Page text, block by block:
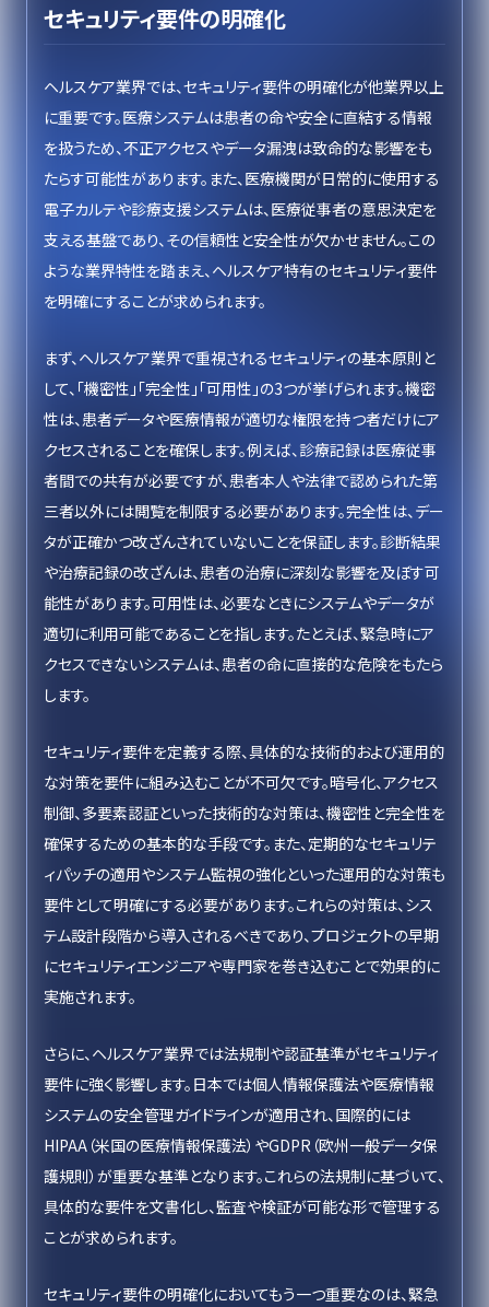
セキュリティ要件の明確化
ヘルスケア業界では、セキュリティ要件の明確化が他業界以上
に重要です。医療システムは患者の命や安全に直結する情報
を扱うため、不正アクセスやデータ漏洩は致命的な影響をも
たらす可能性があります。また、医療機関が日常的に使用する
電子カルテや診療支援システムは、医療従事者の意思決定を
支える基盤であり、その信頼性と安全性が欠かせません。この
ような業界特性を踏まえ、ヘルスケア特有のセキュリティ要件
を明確にすることが求められます。
まず、ヘルスケア業界で重視されるセキュリティの基本原則と
して、「機密性」「完全性」「可用性」の3つが挙げられます。機密
性は、患者データや医療情報が適切な権限を持つ者だけにア
クセスされることを確保します。例えば、診療記録は医療従事
者間での共有が必要ですが、患者本人や法律で認められた第
三者以外には閲覧を制限する必要があります。完全性は、デー
タが正確かつ改ざんされていないことを保証します。診断結果
や治療記録の改ざんは、患者の治療に深刻な影響を及ぼす可
能性があります。可用性は、必要なときにシステムやデータが
適切に利用可能であることを指します。たとえば、緊急時にア
クセスできないシステムは、患者の命に直接的な危険をもたら
します。
セキュリティ要件を定義する際、具体的な技術的および運用的
な対策を要件に組み込むことが不可欠です。暗号化、アクセス
制御、多要素認証といった技術的な対策は、機密性と完全性を
確保するための基本的な手段です。また、定期的なセキュリテ
ィパッチの適用やシステム監視の強化といった運用的な対策も
要件として明確にする必要があります。これらの対策は、シス
テム設計段階から導入されるべきであり、プロジェクトの早期
にセキュリティエンジニアや専門家を巻き込むことで効果的に
実施されます。
さらに、ヘルスケア業界では法規制や認証基準がセキュリティ
要件に強く影響します。日本では個人情報保護法や医療情報
システムの安全管理ガイドラインが適用され、国際的には
HIPAA（米国の医療情報保護法）やGDPR（欧州一般データ保
護規則）が重要な基準となります。これらの法規制に基づいて、
具体的な要件を文書化し、監査や検証が可能な形で管理する
ことが求められます。
セキュリティ要件の明確化においてもう一つ重要なのは、緊急